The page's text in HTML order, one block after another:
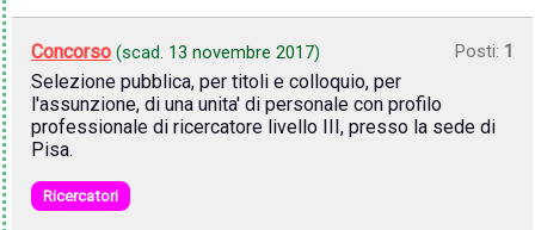
Concorso (scad. 13 novembre 2017) Posti: 1
Selezione pubblica, per titoli e colloquio, per
l'assunzione, di una unita' di personale con profilo
professionale di ricercatore livello III, presso la sede di
Pisa.
Ricercatori